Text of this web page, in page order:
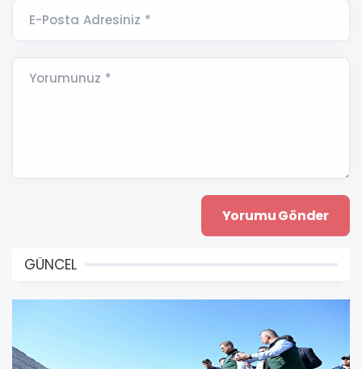
E-Posta Adresiniz *
Yorumunuz *
GÜNCEL